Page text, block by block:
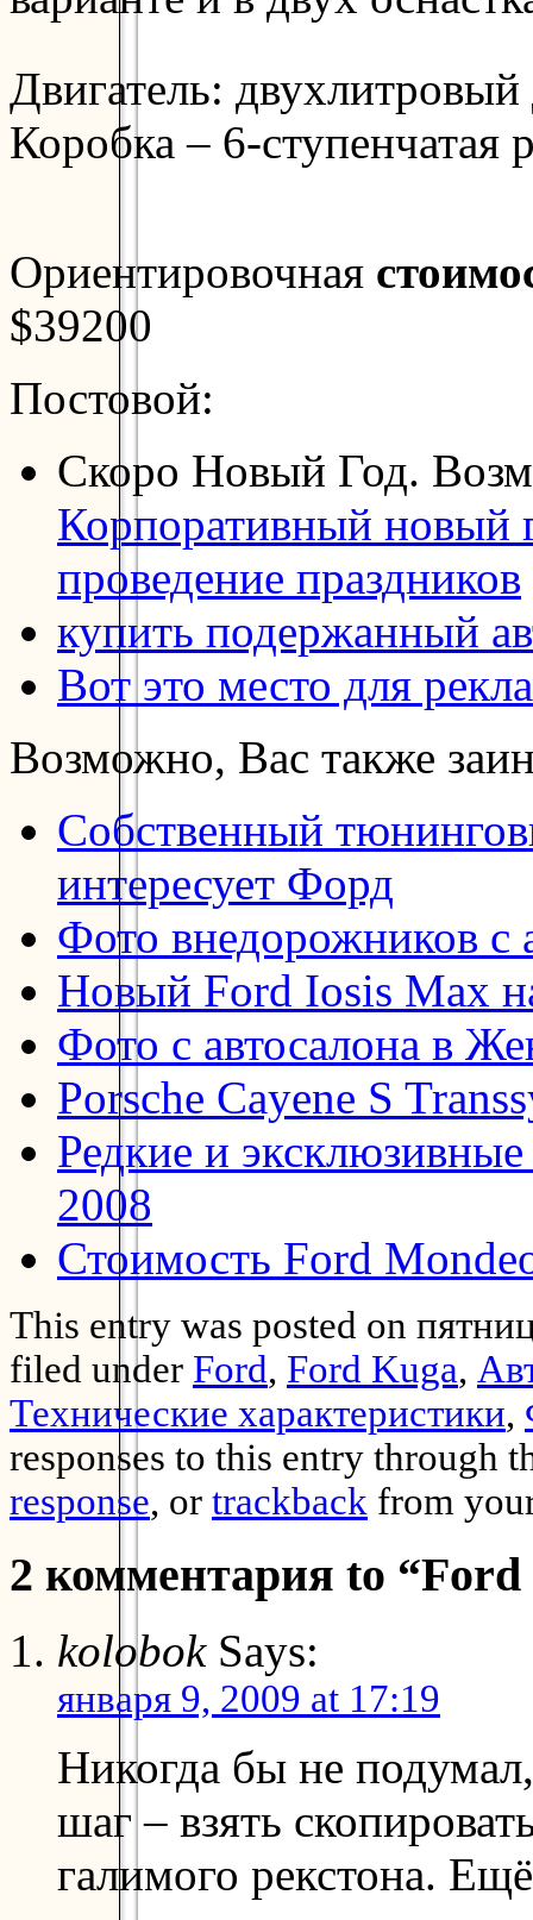
Двигатель:
Коробка – 6-ступенчатая
Ориентировочная
$39200
Постовой:
Скоро Новый Год.
Корпоративный новый
проведение праздников
купить подержанный
Вот это место для
Возможно, Вас также
Собственный
интересует Форд
Фото внедорожников с
Новый Ford Iosis Max
Фото с автосалона в
Porsche Cayene S
Редкие и эксклюзивные
2008
Стоимость Ford
This entry was posted on
filed under Ford, Ford Kuga,
Технические характеристики,
responses to this entry through
response, or trackback from
2 комментария to
kolobokSays:
января 9, 2009 at 17:19
Никогда бы не
шаг – взять
галимого рекстона.